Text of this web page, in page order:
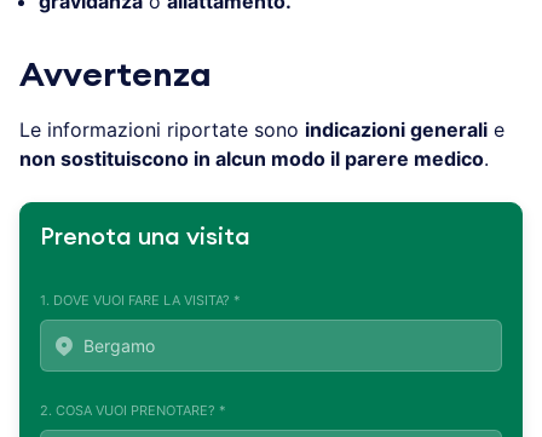
Avvertenza
Le informazioni riportate sono indicazioni generali e
non sostituiscono in alcun modo il parere medico.
Prenota una visita
1. DOVE VUOI FARE LA VISITA? *
2. COSA VUOI PRENOTARE? *